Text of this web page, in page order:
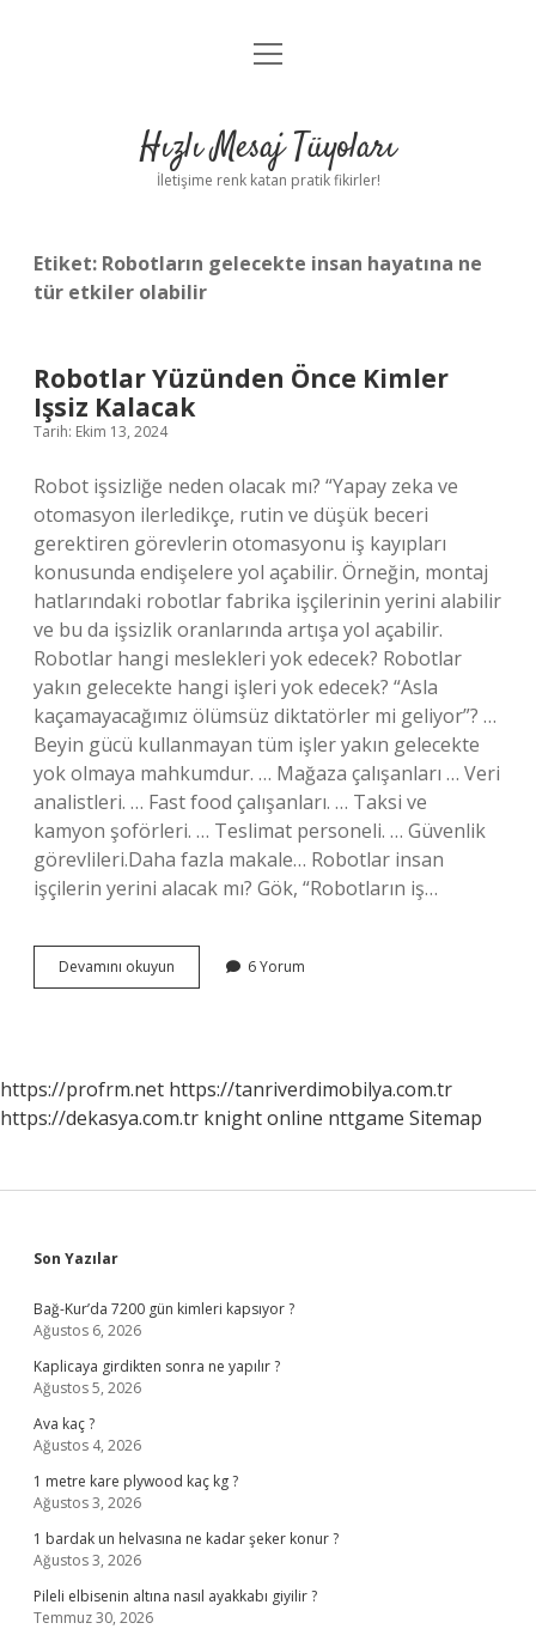
Anasayfa
Yasal Uyarı
menüyü
Hızlı Mesaj Tüyoları
İletişime renk katan pratik fikirler!
Etiket: Robotların gelecekte insan hayatına ne
tür etkiler olabilir
Robotlar Yüzünden Önce Kimler
Işsiz Kalacak
Tarih: Ekim 13, 2024
Robot işsizliğe neden olacak mı? “Yapay zeka ve
otomasyon ilerledikçe, rutin ve düşük beceri
gerektiren görevlerin otomasyonu iş kayıpları
konusunda endişelere yol açabilir. Örneğin, montaj
hatlarındaki robotlar fabrika işçilerinin yerini alabilir
ve bu da işsizlik oranlarında artışa yol açabilir.
Robotlar hangi meslekleri yok edecek? Robotlar
yakın gelecekte hangi işleri yok edecek? “Asla
kaçamayacağımız ölümsüz diktatörler mi geliyor”? …
Beyin gücü kullanmayan tüm işler yakın gelecekte
yok olmaya mahkumdur. … Mağaza çalışanları … Veri
analistleri. … Fast food çalışanları. … Taksi ve
kamyon şoförleri. … Teslimat personeli. … Güvenlik
görevlileri.Daha fazla makale… Robotlar insan
işçilerin yerini alacak mı? Gök, “Robotların iş…
Devamını okuyun Robotlar
Yüzünden
6 Yorum
https://profrm.net https://tanriverdimobilya.com.tr
https://dekasya.com.tr knight online nttgame Sitemap
Sidebar
Son Yazılar
Bağ-Kur’da 7200 gün kimleri kapsıyor ?
Ağustos 6, 2026
Kaplicaya girdikten sonra ne yapılır ?
Ağustos 5, 2026
Ava kaç ?
Ağustos 4, 2026
1 metre kare plywood kaç kg ?
Ağustos 3, 2026
1 bardak un helvasına ne kadar şeker konur ?
Ağustos 3, 2026
Pileli elbisenin altına nasıl ayakkabı giyilir ?
Temmuz 30, 2026